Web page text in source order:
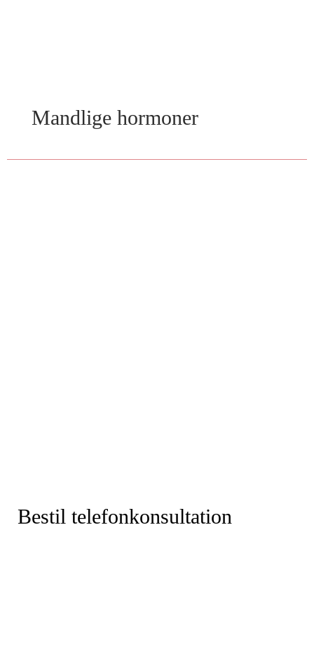
Mandlige hormoner
Bestil telefonkonsultation